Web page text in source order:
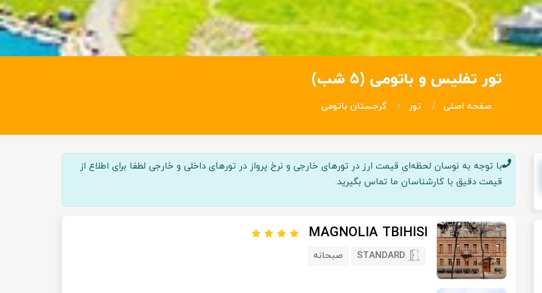
تور تفلیس و باتومی (5 شب)
صفحه اصلی تور گرجستان باتومی
با توجه به نوسان لحظه‌ای قیمت ارز در تور‌های خارجی و نرخ پرواز در تور‌های داخلی و خارجی لطفا برای اطلاع از
قیمت دقیق با کارشناسان ما تماس بگیرید.
MAGNOLIA TBIHISI
STANDARD صبحانه